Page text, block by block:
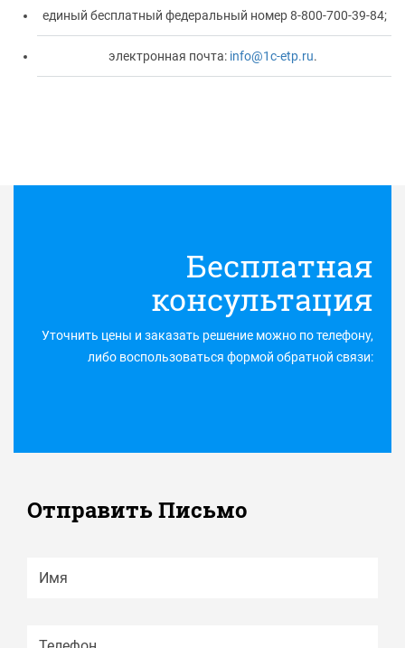
единый бесплатный федеральный номер 8-800-700-39-84;
электронная почта: info@1c-etp.ru.
Бесплатная
консультация
Уточнить цены и заказать решение можно по телефону,
либо воспользоваться формой обратной связи:
Отправить Письмо